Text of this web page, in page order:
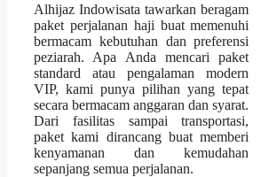
Alhijaz Indowisata tawarkan beragam
paket perjalanan haji buat memenuhi
bermacam kebutuhan dan preferensi
peziarah. Apa Anda mencari paket
standard atau pengalaman modern
VIP, kami punya pilihan yang tepat
secara bermacam anggaran dan syarat.
Dari fasilitas sampai transportasi,
paket kami dirancang buat memberi
kenyamanan dan kemudahan
sepanjang semua perjalanan.